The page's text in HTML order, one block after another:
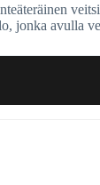
jonka avulla